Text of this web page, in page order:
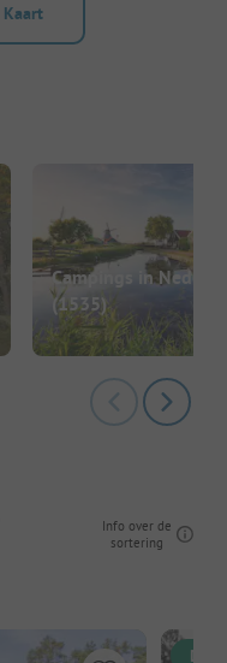
Kaart
Campings in
(1535)
Info over de
sortering